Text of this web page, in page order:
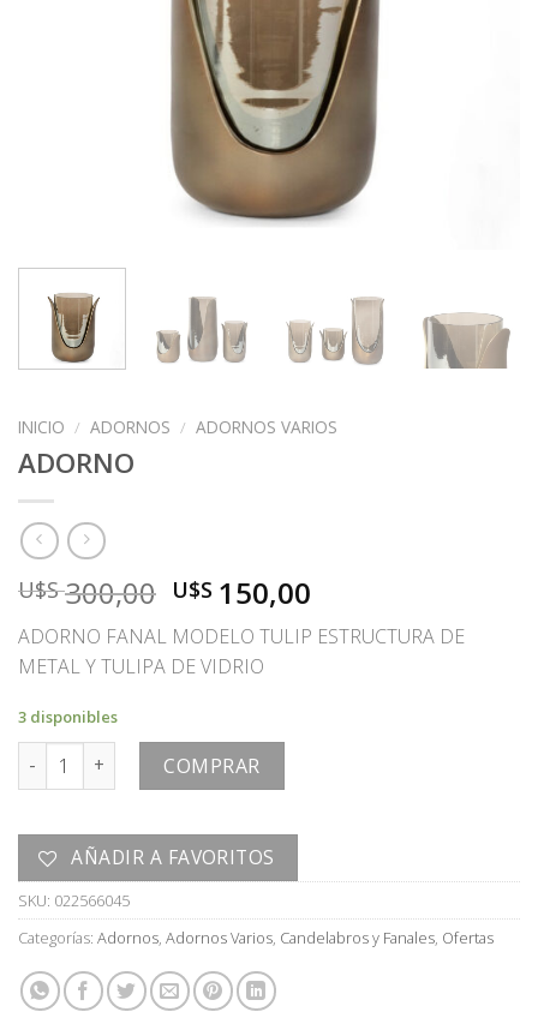
INICIO / ADORNOS / ADORNOS VARIOS
ADORNO
U$S300,00 El
precio
original
era:
300,00.
U$S 150,00
precio
actual
ADORNO FANAL MODELO TULIP ESTRUCTURA DE
METAL Y TULIPA DE VIDRIO
3 disponibles
ADORNO cantidadCOMPRAR
AÑADIR A FAVORITOS
SKU: 022566045
Categorías: Adornos, Adornos Varios, Candelabros y Fanales, Ofertas